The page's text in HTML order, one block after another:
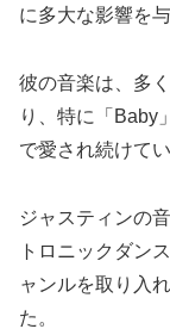
に多大な影響を
彼の音楽は、多
り、特に「Baby
で愛され続けてい
ジャスティンの
トロニックダン
ャンルを取り入
た。